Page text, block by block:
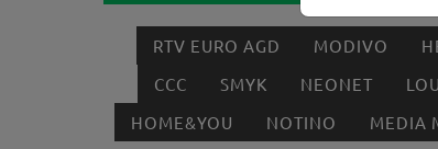
RTV EURO AGD MODIVO
CCC
SMYK NEONET
HOME&YOU
NOTINO MEDIA